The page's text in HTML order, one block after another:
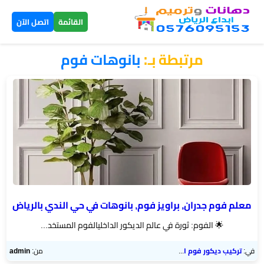
القائمة اتصل الآن ×
الرياض
دهانات
خارجية
الرياض
بديل
مرتبطة بـ:بانوهات فوم
معلم فوم جدران, براويز فوم, بانوهات في حي الندي بالرياض
​🌟 الفوم: ثورة في عالم الديكور الداخلي​الفوم المستخد...
في:تركيب ديكور فوم الرياض من:admin